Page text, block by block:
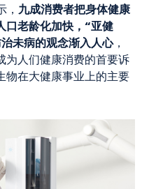
九成消费者把身体健康
口老龄化加快，“亚健
未病的观念渐入人心，
为人们健康消费的首要诉
物在大健康事业上的主要